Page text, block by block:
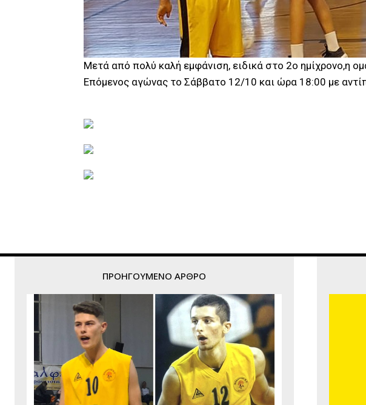
Μετά από πολύ καλή εμφάνιση, ειδικά στο 2ο ημίχρονο,η
Επόμενος αγώνας το Σάββατο 12/10 και ώρα 18:00 με
ΠΡΟΗΓΟΎΜΕΝΟ ΆΡΘΡΟ